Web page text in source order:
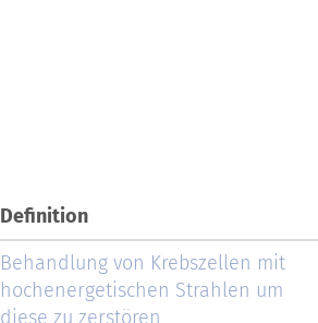
Definition
Behandlung von Krebszellen mit
hochenergetischen Strahlen um
diese zu zerstören